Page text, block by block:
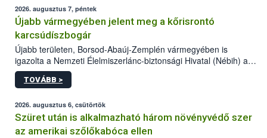
2026. augusztus 7, péntek
Újabb vármegyében jelent meg a kőrisrontó
karcsúdíszbogár
Újabb területen, Borsod-Abaúj-Zemplén vármegyében is
igazolta a Nemzeti Élelmiszerlánc-biztonsági Hivatal (Nébih) a
kőrisrontó karcsúdíszbogár (Agrilus planipennis) jelenlétét. A
kártevőt nem csak színcsapdában találták meg, de már fertőzött
az intenzív felderítést, emellett az intézkedéseket a szlovák
hatósággal is összehangolják a terjedés megállítása érdekében.
TOVÁBB >
2026. augusztus 6, csütörtök
Szüret után is alkalmazható három növényvédő szer
az amerikai szőlőkabóca ellen